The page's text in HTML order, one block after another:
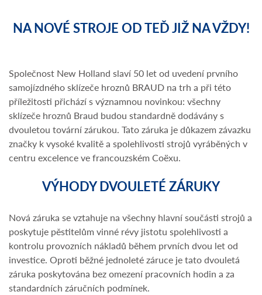
NA NOVÉ STROJE OD TEĎ JIŽ NA VŽDY!
Společnost New Holland slaví 50 let od uvedení prvního
samojízdného sklízeče hroznů BRAUD na trh a při této
příležitosti přichází s významnou novinkou: všechny
sklízeče hroznů Braud budou standardně dodávány s
dvouletou tovární zárukou. Tato záruka je důkazem závazku
značky k vysoké kvalitě a spolehlivosti strojů vyráběných v
centru excelence ve francouzském Coëxu.
VÝHODY DVOULETÉ ZÁRUKY
Nová záruka se vztahuje na všechny hlavní součásti strojů a
poskytuje pěstitelům vinné révy jistotu spolehlivosti a
kontrolu provozních nákladů během prvních dvou let od
investice. Oproti běžné jednoleté záruce je tato dvouletá
záruka poskytována bez omezení pracovních hodin a za
standardních záručních podmínek.